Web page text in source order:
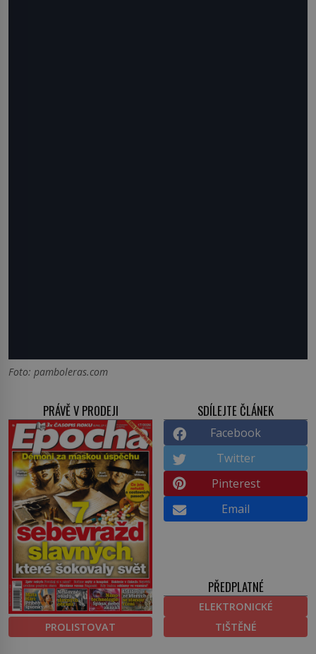
Foto: pamboleras.com
PRÁVĚ V PRODEJI
PROLISTOVAT
SDÍLEJTE ČLÁNEK
Facebook
Twitter
Pinterest
Email
PŘEDPLATNÉ
ELEKTRONICKÉ
TIŠTĚNÉ